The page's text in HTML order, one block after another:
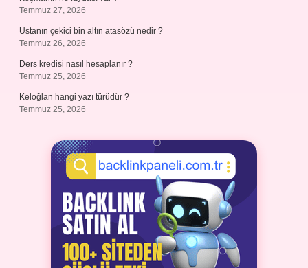
Temmuz 27, 2026
Ustanın çekici bin altın atasözü nedir ?
Temmuz 26, 2026
Ders kredisi nasıl hesaplanır ?
Temmuz 25, 2026
Keloğlan hangi yazı türüdür ?
Temmuz 25, 2026